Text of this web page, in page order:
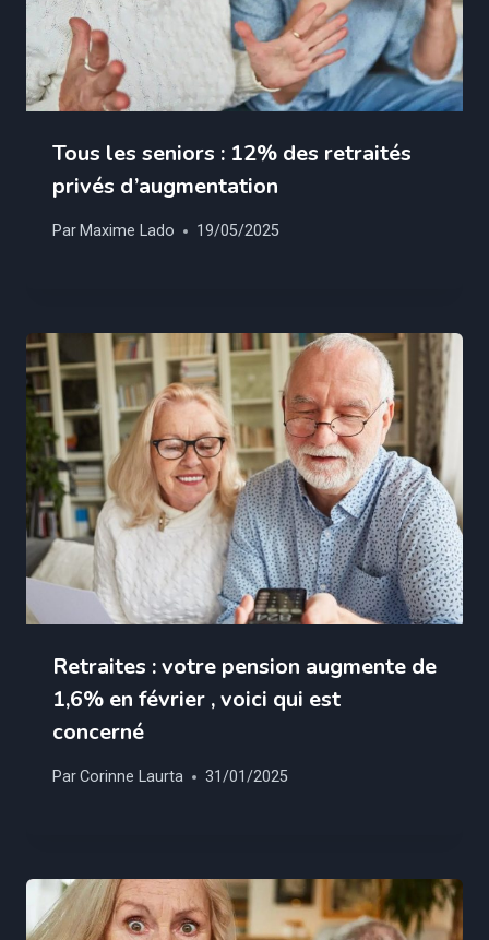
Tous les seniors : 12% des retraités
privés d’augmentation
Par Maxime Lado 19/05/2025
Retraites : votre pension augmente de
1,6% en février , voici qui est
concerné
ParCorinne Laurta 31/01/2025